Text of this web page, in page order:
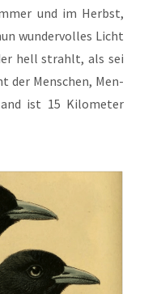
und im Herbst,
wun­der­vol­les Licht
hell strahlt, als sei
der Men­schen, Men­
ist 15 Kilo­me­ter